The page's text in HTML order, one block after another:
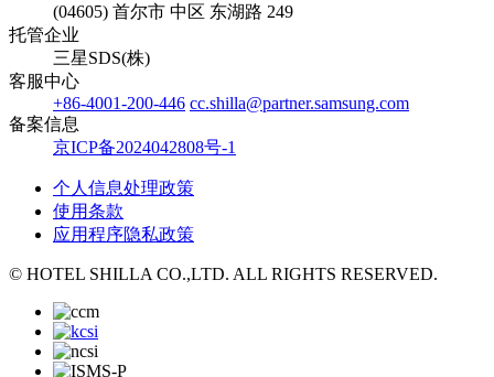
(04605) 首尔市 中区 东湖路 249
托管企业
三星SDS(株)
客服中心
+86-4001-200-446 cc.shilla@partner.samsung.com
备案信息
京ICP备2024042808号-1
个人信息处理政策
使用条款
应用程序隐私政策
© HOTEL SHILLA CO.,LTD. ALL RIGHTS RESERVED.